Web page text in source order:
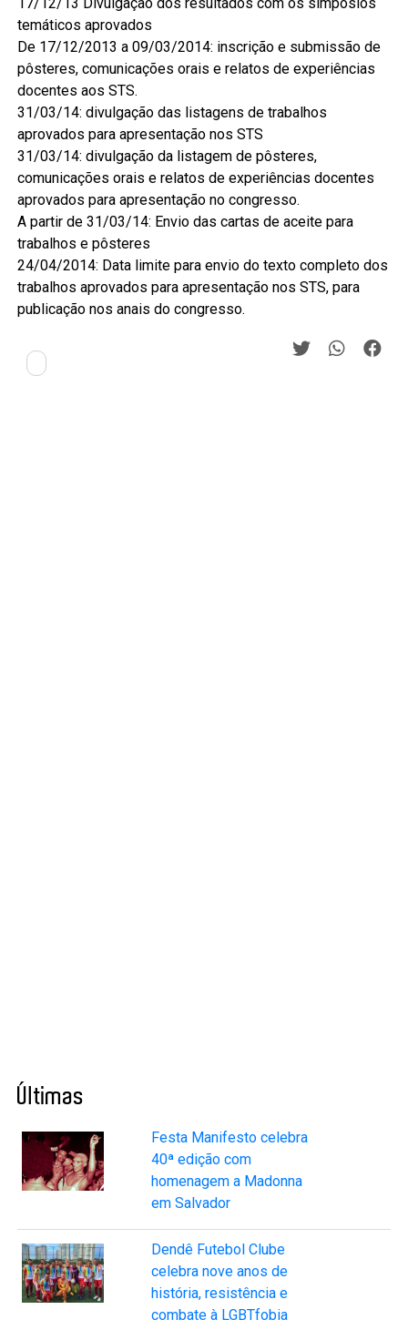
temáticos aprovados
De 17/12/2013 a 09/03/2014: inscrição e submissão de
pôsteres, comunicações orais e relatos de experiências
docentes aos STS.
31/03/14: divulgação das listagens de trabalhos
aprovados para apresentação nos STS
31/03/14: divulgação da listagem de pôsteres,
comunicações orais e relatos de experiências docentes
aprovados para apresentação no congresso.
A partir de 31/03/14: Envio das cartas de aceite para
trabalhos e pôsteres
24/04/2014: Data limite para envio do texto completo dos
trabalhos aprovados para apresentação nos STS, para
publicação nos anais do congresso.
Últimas
Festa Manifesto celebra
40ª edição com
homenagem a Madonna
em Salvador
Dendê Futebol Clube
celebra nove anos de
história, resistência e
combate à LGBTfobia